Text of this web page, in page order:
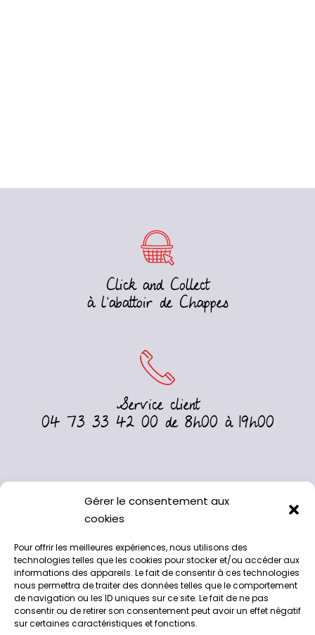
Gérer le consentement aux
cookies
Pour offrir les meilleures expériences, nous utilisons des
technologies telles que les cookies pour stocker et/ou accéder aux
informations des appareils. Le fait de consentir à ces technologies
nous permettra de traiter des données telles que le comportement
de navigation ou les ID uniques sur ce site. Le fait de ne pas
consentir ou de retirer son consentement peut avoir un effet négatif
sur certaines caractéristiques et fonctions.
Click and Collect
à l’abattoir de Chappes
Service client
04 73 33 42 00 de 8h00 à 19h00
A l’abattoir de Chappes, 63720